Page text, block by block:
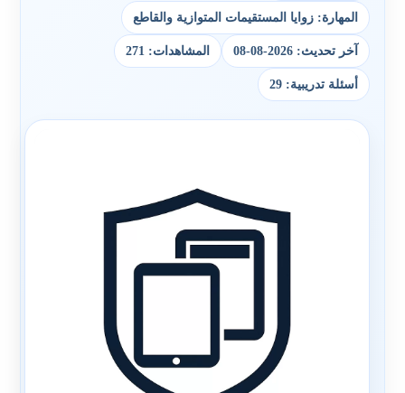
المهارة: زوايا المستقيمات المتوازية والقاطع
آخر تحديث: 2026-08-08 المشاهدات: 271
أسئلة تدريبية: 29